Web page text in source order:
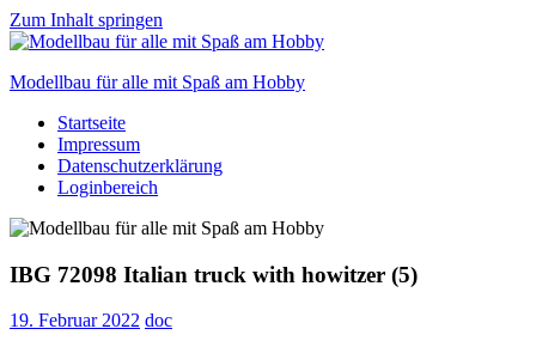
Zum Inhalt springen
Modellbau für alle mit Spaß am Hobby
Scale
modelling
to
Startseite
Impressum
Datenschutzerklärung
Loginbereich
IBG 72098 Italian truck with howitzer (5)
19. Februar 2022 doc